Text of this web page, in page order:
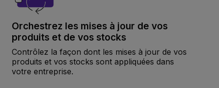
Orchestrez les mises à jour de vos
produits et de vos stocks
Contrôlez la façon dont les mises à jour de vos
produits et vos stocks sont appliquées dans
votre entreprise.